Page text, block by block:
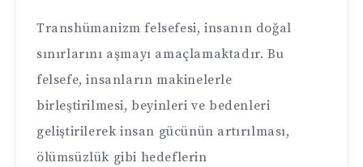
Transhümanizm felsefesi, insanın doğal
sınırlarını aşmayı amaçlamaktadır. Bu
felsefe, insanların makinelerle
birleştirilmesi, beyinleri ve bedenleri
geliştirilerek insan gücünün artırılması,
ölümsüzlük gibi hedeflerin